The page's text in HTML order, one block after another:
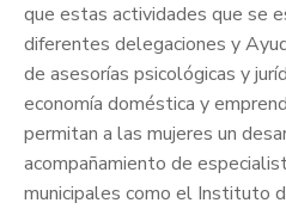
que estas actividades que se
diferentes delegaciones y
de asesorías psicológicas y
economía doméstica y
permitan a las mujeres un
acompañamiento de
municipales como el Instituto